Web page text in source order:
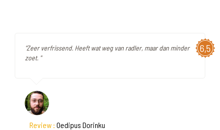
6,5
"Zeer verfrissend. Heeft wat weg van radler, maar dan minder
zoet. "
Review : Oedipus Dorinku